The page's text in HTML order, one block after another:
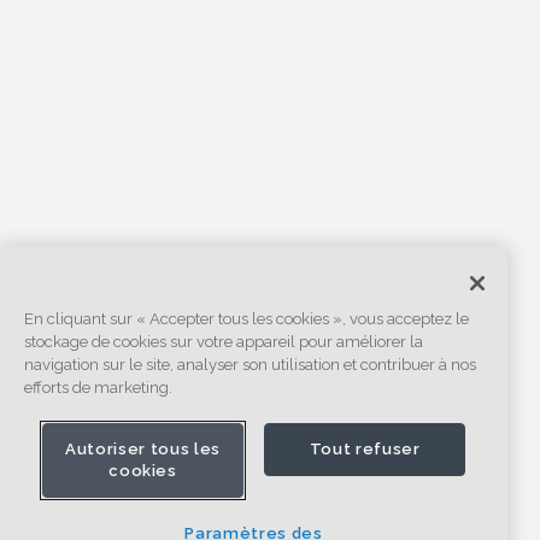
En cliquant sur « Accepter tous les cookies », vous acceptez le
stockage de cookies sur votre appareil pour améliorer la
navigation sur le site, analyser son utilisation et contribuer à nos
efforts de marketing.
Autoriser tous les
cookies
Tout refuser
Paramètres des